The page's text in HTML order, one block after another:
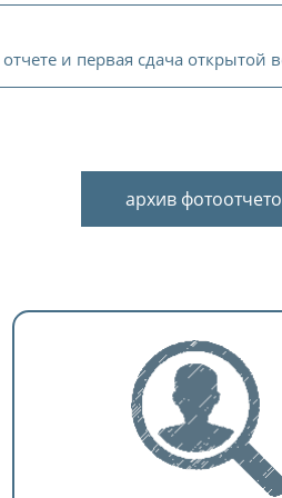
и первая сдача открытой
архив